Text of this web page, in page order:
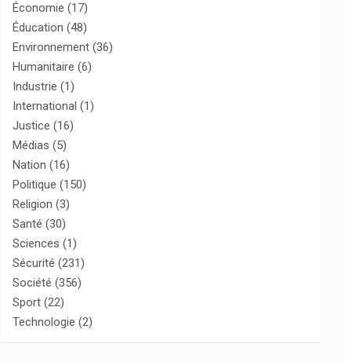
Économie (17)
Éducation (48)
Environnement (36)
Humanitaire (6)
Industrie (1)
International (1)
Justice (16)
Médias (5)
Nation (16)
Politique (150)
Religion (3)
Santé (30)
Sciences (1)
Sécurité (231)
Société (356)
Sport (22)
Technologie (2)